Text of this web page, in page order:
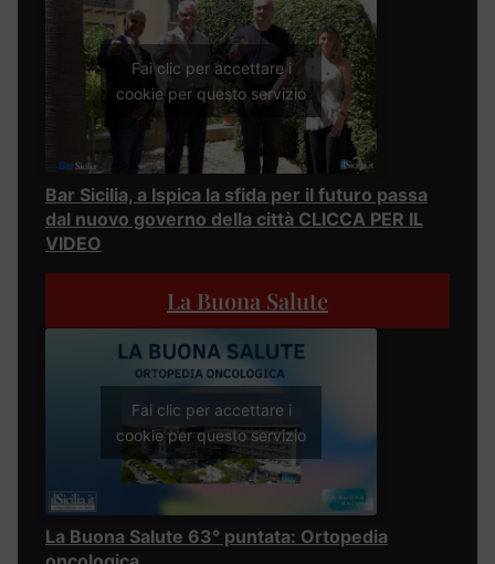
Fai clic per accettare i
cookie per questo servizio
Bar Sicilia, a Ispica la sfida per il futuro passa
dal nuovo governo della città CLICCA PER IL
VIDEO
La Buona Salute
Fai clic per accettare i
cookie per questo servizio
La Buona Salute 63° puntata: Ortopedia